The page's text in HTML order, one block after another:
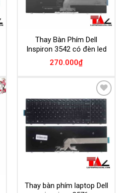
Thay Bàn Phím Dell
Inspiron 3542 có đèn led
270.000₫
Add to
Wishlist
Thay bàn phím laptop Dell